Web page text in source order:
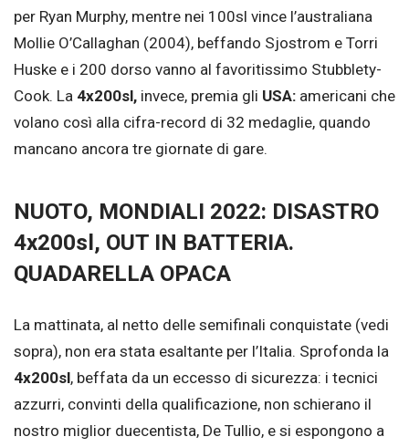
per Ryan Murphy, mentre nei 100sl vince l’australiana
Mollie O’Callaghan (2004), beffando Sjostrom e Torri
Huske e i 200 dorso vanno al favoritissimo Stubblety-
Cook. La 4x200sl, invece, premia gli USA: americani che
volano così alla cifra-record di 32 medaglie, quando
mancano ancora tre giornate di gare.
NUOTO, MONDIALI 2022: DISASTRO
4x200sl, OUT IN BATTERIA.
QUADARELLA OPACA
La mattinata, al netto delle semifinali conquistate (vedi
sopra), non era stata esaltante per l’Italia. Sprofonda la
4x200sl, beffata da un eccesso di sicurezza: i tecnici
azzurri, convinti della qualificazione, non schierano il
nostro miglior duecentista, De Tullio, e si espongono a